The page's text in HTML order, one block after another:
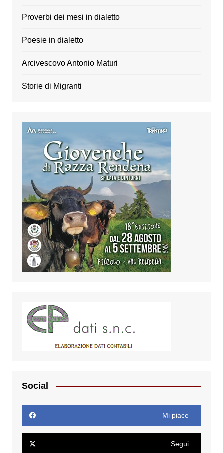
Proverbi dei mesi in dialetto
Poesie in dialetto
Arcivescovo Antonio Maturi
Storie di Migranti
Social
Mi piace
Segui